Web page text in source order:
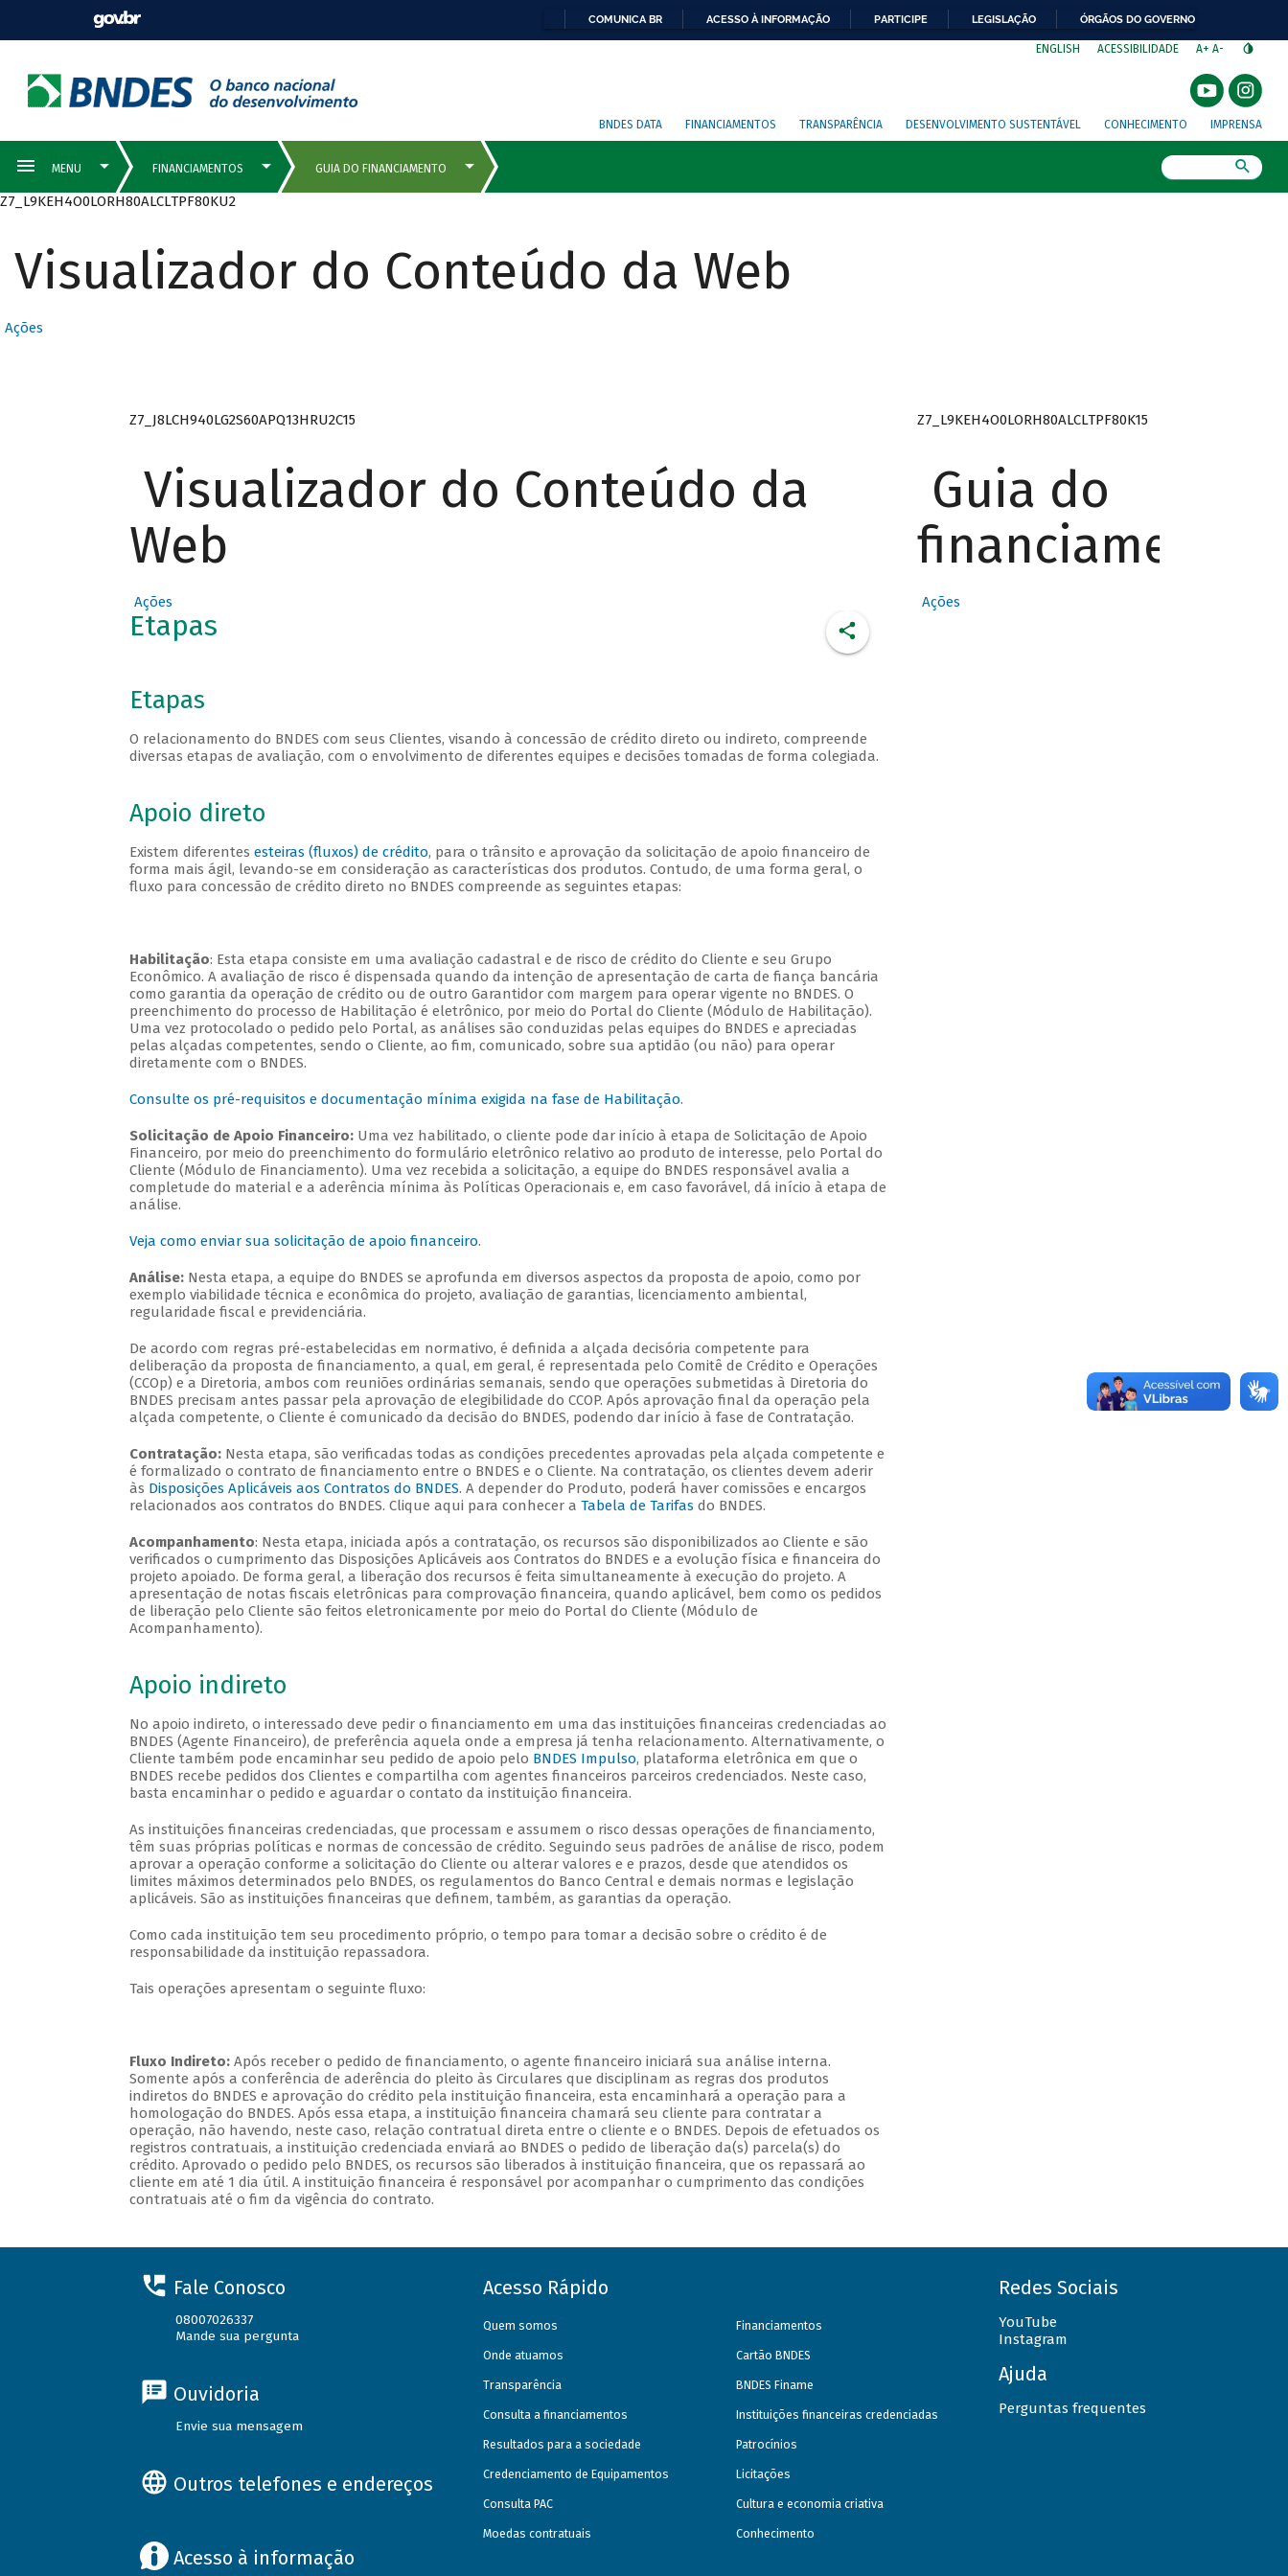
COMUNICA BR ACESSO À INFORMAÇÃO PARTICIPE LEGISLAÇÃO ÓRGÃOS DO GOVERNO
ENGLISH ACESSIBILIDADE A+ A-
BNDES DATA FINANCIAMENTOS TRANSPARÊNCIA DESENVOLVIMENTO SUSTENTÁVEL CONHECIMENTO IMPRENSA
Z7_L9KEH4O0LORH80ALCLTPF80KU2
Visualizador do Conteúdo da Web
Ações
Z7_J8LCH940LG2S60APQ13HRU2C15
Visualizador do Conteúdo da
Web
Ações
Etapas
Etapas
O relacionamento do BNDES com seus Clientes, visando à concessão de crédito direto ou indireto, compreende
diversas etapas de avaliação, com o envolvimento de diferentes equipes e decisões tomadas de forma colegiada.
Apoio direto
Existem diferentes esteiras (fluxos) de crédito, para o trânsito e aprovação da solicitação de apoio financeiro de
forma mais ágil, levando-se em consideração as características dos produtos. Contudo, de uma forma geral, o
fluxo para concessão de crédito direto no BNDES compreende as seguintes etapas:
Habilitação: Esta etapa consiste em uma avaliação cadastral e de risco de crédito do Cliente e seu Grupo
Econômico. A avaliação de risco é dispensada quando da intenção de apresentação de carta de fiança bancária
como garantia da operação de crédito ou de outro Garantidor com margem para operar vigente no BNDES. O
preenchimento do processo de Habilitação é eletrônico, por meio do Portal do Cliente (Módulo de Habilitação).
Uma vez protocolado o pedido pelo Portal, as análises são conduzidas pelas equipes do BNDES e apreciadas
pelas alçadas competentes, sendo o Cliente, ao fim, comunicado, sobre sua aptidão (ou não) para operar
diretamente com o BNDES.
Consulte os pré-requisitos e documentação mínima exigida na fase de Habilitação.
Solicitação de Apoio Financeiro: Uma vez habilitado, o cliente pode dar início à etapa de Solicitação de Apoio
Financeiro, por meio do preenchimento do formulário eletrônico relativo ao produto de interesse, pelo Portal do
Cliente (Módulo de Financiamento). Uma vez recebida a solicitação, a equipe do BNDES responsável avalia a
completude do material e a aderência mínima às Políticas Operacionais e, em caso favorável, dá início à etapa de
análise.
Veja como enviar sua solicitação de apoio financeiro.
Análise:Nesta etapa, a equipe do BNDES se aprofunda em diversos aspectos da proposta de apoio, como por
exemplo viabilidade técnica e econômica do projeto, avaliação de garantias, licenciamento ambiental,
regularidade fiscal e previdenciária.
De acordo com regras pré-estabelecidas em normativo, é definida a alçada decisória competente para
deliberação da proposta de financiamento, a qual, em geral, é representada pelo Comitê de Crédito e Operações
(CCOp) e a Diretoria, ambos com reuniões ordinárias semanais, sendo que operações submetidas à Diretoria do
BNDES precisam antes passar pela aprovação de elegibilidade do CCOP. Após aprovação final da operação pela
alçada competente, o Cliente é comunicado da decisão do BNDES, podendo dar início à fase de Contratação.
Contratação: Nesta etapa, são verificadas todas as condições precedentes aprovadas pela alçada competente e
é formalizado o contrato de financiamento entre o BNDES e o Cliente. Na contratação, os clientes devem aderir
às Disposições Aplicáveis aos Contratos do BNDES. A depender do Produto, poderá haver comissões e encargos
relacionados aos contratos do BNDES. Clique aqui para conhecer a Tabela de Tarifas do BNDES.
Acompanhamento: Nesta etapa, iniciada após a contratação, os recursos são disponibilizados ao Cliente e são
verificados o cumprimento das Disposições Aplicáveis aos Contratos do BNDES e a evolução física e financeira do
projeto apoiado. De forma geral, a liberação dos recursos é feita simultaneamente à execução do projeto. A
apresentação de notas fiscais eletrônicas para comprovação financeira, quando aplicável, bem como os pedidos
de liberação pelo Cliente são feitos eletronicamente por meio do Portal do Cliente (Módulo de
Acompanhamento).
Apoio indireto
No apoio indireto, o interessado deve pedir o financiamento em uma das instituições financeiras credenciadas ao
BNDES (Agente Financeiro), de preferência aquela onde a empresa já tenha relacionamento. Alternativamente, o
Cliente também pode encaminhar seu pedido de apoio pelo BNDES Impulso, plataforma eletrônica em que o
BNDES recebe pedidos dos Clientes e compartilha com agentes financeiros parceiros credenciados. Neste caso,
basta encaminhar o pedido e aguardar o contato da instituição financeira.
As instituições financeiras credenciadas, que processam e assumem o risco dessas operações de financiamento,
têm suas próprias políticas e normas de concessão de crédito. Seguindo seus padrões de análise de risco, podem
aprovar a operação conforme a solicitação do Cliente ou alterar valores e e prazos, desde que atendidos os
limites máximos determinados pelo BNDES, os regulamentos do Banco Central e demais normas e legislação
aplicáveis. São as instituições financeiras que definem, também, as garantias da operação.
Como cada instituição tem seu procedimento próprio, o tempo para tomar a decisão sobre o crédito é de
responsabilidade da instituição repassadora.
Tais operações apresentam o seguinte fluxo:
Fluxo Indireto: Após receber o pedido de financiamento, o agente financeiro iniciará sua análise interna.
Somente após a conferência de aderência do pleito às Circulares que disciplinam as regras dos produtos
indiretos do BNDES e aprovação do crédito pela instituição financeira, esta encaminhará a operação para a
homologação do BNDES. Após essa etapa, a instituição financeira chamará seu cliente para contratar a
operação, não havendo, neste caso, relação contratual direta entre o cliente e o BNDES. Depois de efetuados os
registros contratuais, a instituição credenciada enviará ao BNDES o pedido de liberação da(s) parcela(s) do
crédito. Aprovado o pedido pelo BNDES, os recursos são liberados à instituição financeira, que os repassará ao
cliente em até 1 dia útil. A instituição financeira é responsável por acompanhar o cumprimento das condições
contratuais até o fim da vigência do contrato.
Z7_L9KEH4O0LORH80ALCLTPF80K15
Guia do
financiamento
Ações
Fale Conosco
08007026337
Mande sua pergunta
Ouvidoria
Envie sua mensagem
Outros telefones e endereços
Acesso à informação
Acesso Rápido
Quem somos
Onde atuamos
Transparência
Consulta a financiamentos
Resultados para a sociedade
Credenciamento de Equipamentos
Consulta PAC
Moedas contratuais
Financiamentos
Cartão BNDES
BNDES Finame
Instituições financeiras credenciadas
Patrocínios
Licitações
Cultura e economia criativa
Conhecimento
Redes Sociais
YouTube
Instagram
Ajuda
Perguntas frequentes